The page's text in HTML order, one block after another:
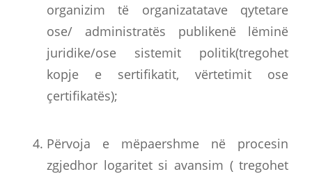
organizim të organizatatave qytetare
ose/ administratës publikenë lëminë
juridike/ose sistemit politik(tregohet
kopje e sertifikatit, vërtetimit ose
çertifikatës);
Përvoja e mëpaershme në procesin
zgjedhor logaritet si avansim ( tregohet